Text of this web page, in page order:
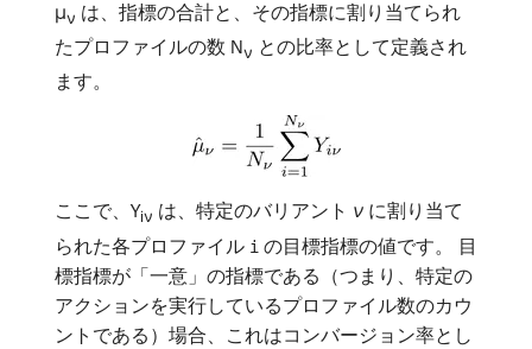
μν は、指標の合計と、その指標に割り当てられ
たプロファイルの数 Nν との比率として定義され
ます。
ここで、Yiν は、特定のバリアント ν に割り当て
られた各プロファイル i の目標指標の値です。 目
標指標が「一意」の指標である（つまり、特定の
アクションを実行しているプロファイル数のカウ
ントである）場合、これはコンバージョン率とし